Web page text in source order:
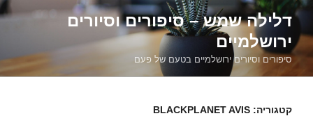
דילוג
לתוכןדלילה שמש – סיפורים וסיורים
ירושלמיים
סיפורים וסיורים ירושלמיים בטעם של פעם
קטגוריה: BLACKPLANET AVIS